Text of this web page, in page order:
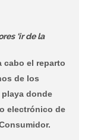
‘ir de la
cabo el reparto
de los
donde
electrónico de